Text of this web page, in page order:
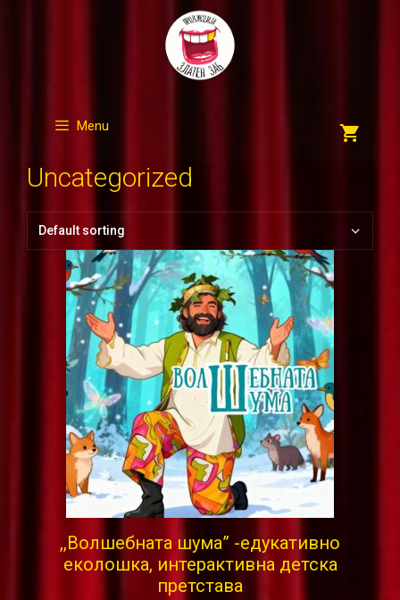
Menu
Uncategorized
,,Волшебната шума” -едукативно
еколошка, интерактивна детска
претстава